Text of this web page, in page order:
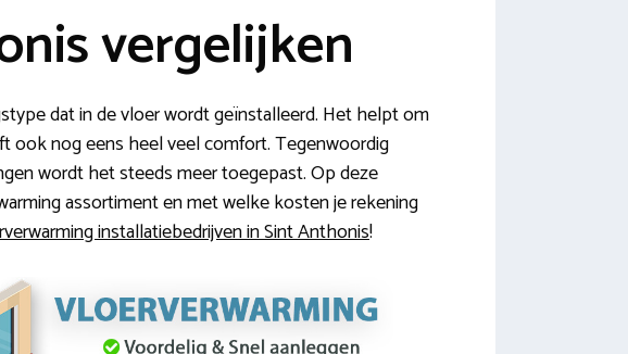
vergelijken
dat in de vloer wordt geïnstalleerd. Het helpt om
ook nog eens heel veel comfort. Tegenwoordig
wordt het steeds meer toegepast. Op deze
assortiment en met welke kosten je rekening
installatiebedrijven in Sint Anthonis!